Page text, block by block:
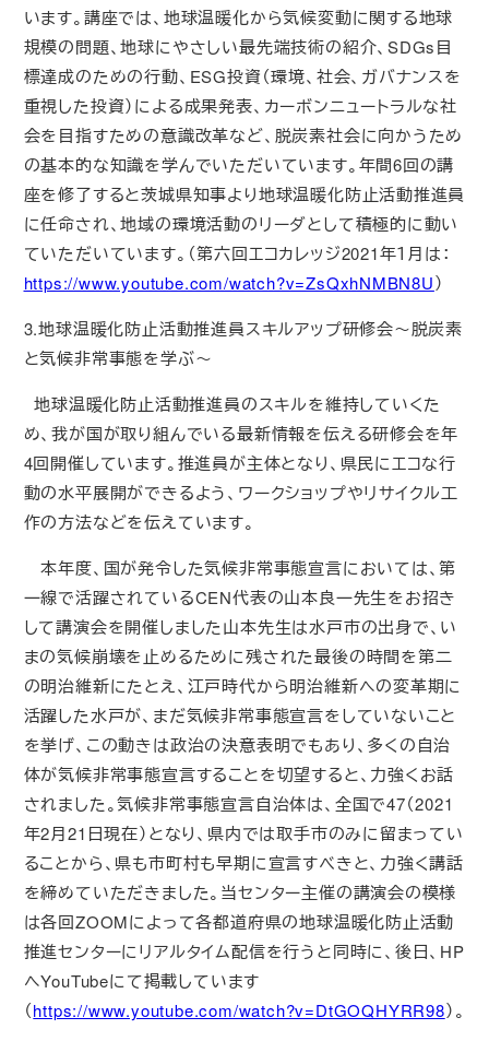
います。講座では、地球温暖化から気候変動に関する地球
規模の問題、地球にやさしい最先端技術の紹介、SDGs目
標達成のための行動、ESG投資（環境、社会、ガバナンスを
重視した投資）による成果発表、カーボンニュートラルな社
会を目指すための意識改革など、脱炭素社会に向かうため
の基本的な知識を学んでいただいています。年間6回の講
座を修了すると茨城県知事より地球温暖化防止活動推進員
に任命され、地域の環境活動のリーダとして積極的に動い
ていただいています。（第六回エコカレッジ2021年１月は：
https://www.youtube.com/watch?v=ZsQxhNMBN8U）
3.地球温暖化防止活動推進員スキルアップ研修会～脱炭素
と気候非常事態を学ぶ～
地球温暖化防止活動推進員のスキルを維持していくた
め、我が国が取り組んでいる最新情報を伝える研修会を年
4回開催しています。推進員が主体となり、県民にエコな行
動の水平展開ができるよう、ワークショップやリサイクル工
作の方法などを伝えています。
本年度、国が発令した気候非常事態宣言においては、第
一線で活躍されているCEN代表の山本良一先生をお招き
して講演会を開催しました山本先生は水戸市の出身で、い
まの気候崩壊を止めるために残された最後の時間を第二
の明治維新にたとえ、江戸時代から明治維新への変革期に
活躍した水戸が、まだ気候非常事態宣言をしていないこと
を挙げ、この動きは政治の決意表明でもあり、多くの自治
体が気候非常事態宣言することを切望すると、力強くお話
されました。気候非常事態宣言自治体は、全国で47（2021
年2月21日現在）となり、県内では取手市のみに留まってい
ることから、県も市町村も早期に宣言すべきと、力強く講話
を締めていただきました。当センター主催の講演会の模様
は各回ZOOMによって各都道府県の地球温暖化防止活動
推進センターにリアルタイム配信を行うと同時に、後日、HP
へYouTubeにて掲載しています
（https://www.youtube.com/watch?v=DtGOQHYRR98）。